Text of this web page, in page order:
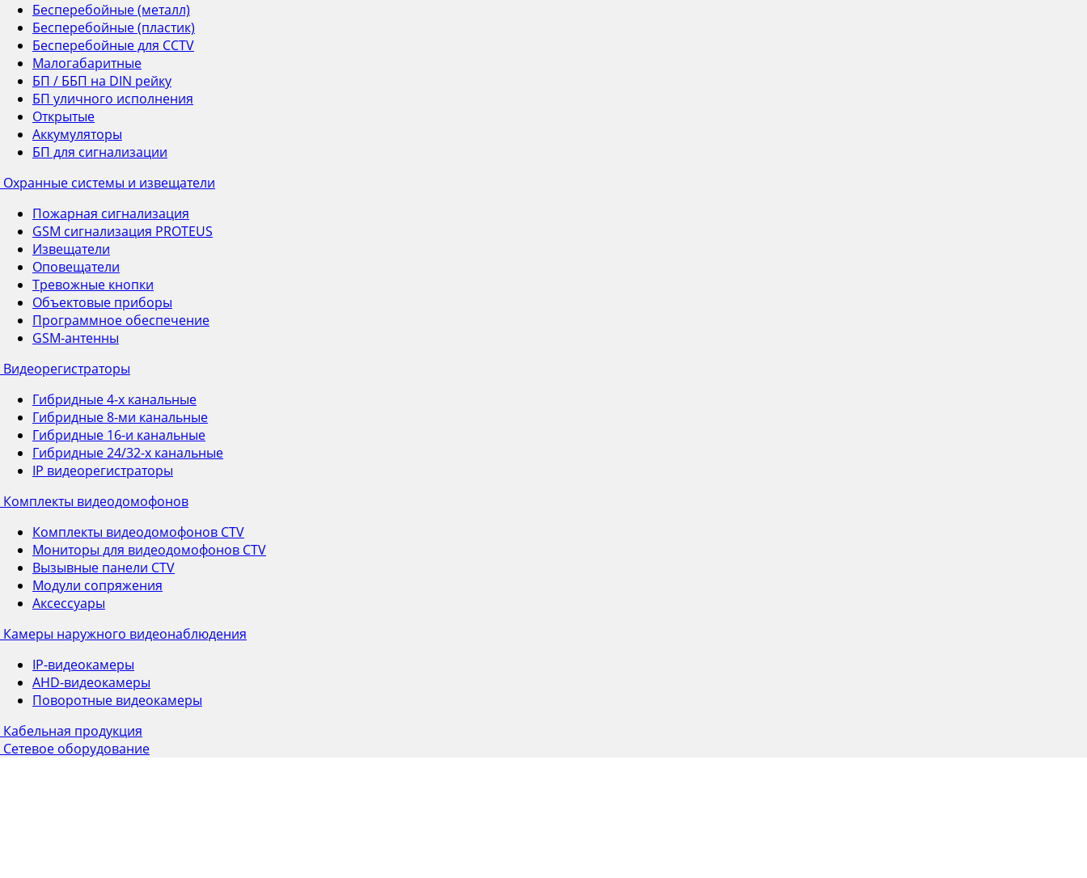
Бесперебойные (металл)
Бесперебойные (пластик)
Бесперебойные для CCTV
Малогабаритные
БП / ББП на DIN рейку
БП уличного исполнения
Открытые
Аккумуляторы
БП для сигнализации
Охранные системы и извещатели
Пожарная сигнализация
GSM сигнализация PROTEUS
Извещатели
Оповещатели
Тревожные кнопки
Объектовые приборы
Программное обеспечение
GSM-антенны
Видеорегистраторы
Гибридные 4-х канальные
Гибридные 8-ми канальные
Гибридные 16-и канальные
Гибридные 24/32-х канальные
IP видеорегистраторы
Комплекты видеодомофонов
Комплекты видеодомофонов CTV
Мониторы для видеодомофонов CTV
Вызывные панели CTV
Модули сопряжения
Аксессуары
Камеры наружного видеонаблюдения
IP-видеокамеры
AHD-видеокамеры
Поворотные видеокамеры
Кабельная продукция
Сетевое оборудование